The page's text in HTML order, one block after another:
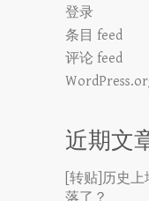
登录
条目 feed
评论 feed
近期文
[转贴]历史